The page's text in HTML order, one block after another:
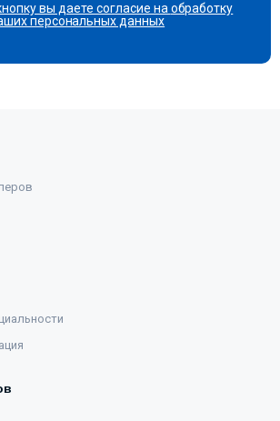
вы даете согласие на обработку
персональных данных